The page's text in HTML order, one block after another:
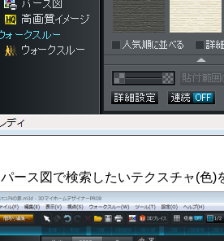
パース図で検索したいテクスチャ(色)